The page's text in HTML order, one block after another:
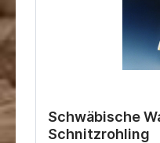
Schwäbische
Schnitzrohling